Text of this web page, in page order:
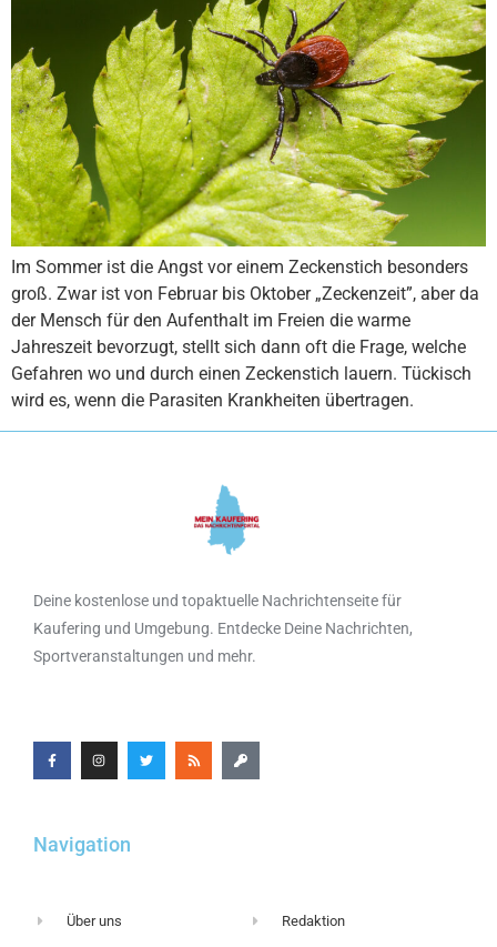
Im Sommer ist die Angst vor einem Zeckenstich besonders
groß. Zwar ist von Februar bis Oktober „Zeckenzeit”, aber da
der Mensch für den Aufenthalt im Freien die warme
Jahreszeit bevorzugt, stellt sich dann oft die Frage, welche
Gefahren wo und durch einen Zeckenstich lauern. Tückisch
wird es, wenn die Parasiten Krankheiten übertragen.
Deine kostenlose und topaktuelle Nachrichtenseite für
Kaufering und Umgebung. Entdecke Deine Nachrichten,
Sportveranstaltungen und mehr.
Navigation
Über uns Redaktion